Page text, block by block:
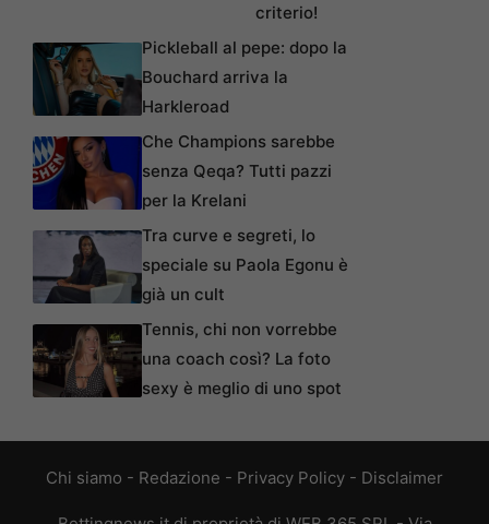
criterio!
Pickleball al pepe: dopo la
Bouchard arriva la
Harkleroad
Che Champions sarebbe
senza Qeqa? Tutti pazzi
per la Krelani
Tra curve e segreti, lo
speciale su Paola Egonu è
già un cult
Tennis, chi non vorrebbe
una coach così? La foto
sexy è meglio di uno spot
Chi siamo - Redazione - Privacy Policy - Disclaimer